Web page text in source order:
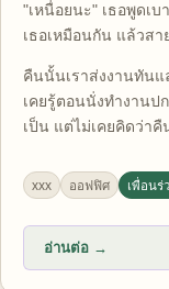
"เหนื่อยนะ" เธอพูดเ
เธอเหมือนกัน แล้วส
คืนนั้นเราส่งงานทันแ
เคยรู้ตอนนั่งทำงาน
เป็น แต่ไม่เคยคิดว่าคื
xxx ออฟฟิศ เพื่อนร่
อ่านต่อ →